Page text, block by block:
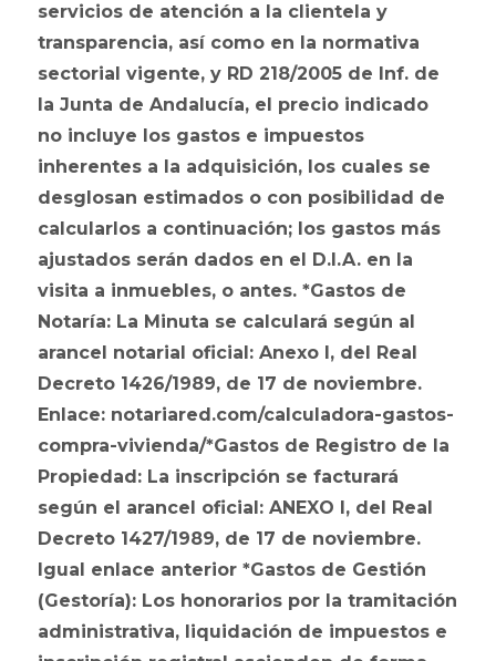
servicios de atención a la clientela y
transparencia, así como en la normativa
sectorial vigente, y RD 218/2005 de Inf. de
la Junta de Andalucía, el precio indicado
no incluye los gastos e impuestos
inherentes a la adquisición, los cuales se
desglosan estimados o con posibilidad de
calcularlos a continuación; los gastos más
ajustados serán dados en el D.I.A. en la
visita a inmuebles, o antes. *Gastos de
Notaría: La Minuta se calculará según al
arancel notarial oficial: Anexo I, del Real
Decreto 1426/1989, de 17 de noviembre.
Enlace: notariared.com/calculadora-gastos-
compra-vivienda/*Gastos de Registro de la
Propiedad: La inscripción se facturará
según el arancel oficial: ANEXO I, del Real
Decreto 1427/1989, de 17 de noviembre.
Igual enlace anterior *Gastos de Gestión
(Gestoría): Los honorarios por la tramitación
administrativa, liquidación de impuestos e